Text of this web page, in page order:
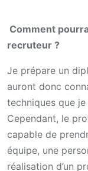
Comment
recruteur ?
Je prépare un
auront donc
techniques que
Cependant, le
capable de
équipe, une
réalisation d’un